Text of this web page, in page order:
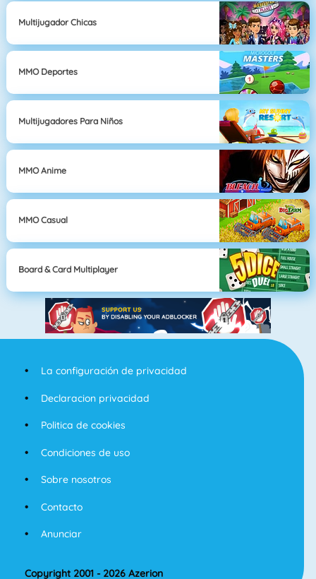
Multijugador Chicas
MMO Deportes
Multijugadores Para Niños
MMO Anime
MMO Casual
Board & Card Multiplayer
La configuración de privacidad
Declaracion privacidad
Politica de cookies
Condiciones de uso
Sobre nosotros
Contacto
Anunciar
Copyright 2001 - 2026 Azerion